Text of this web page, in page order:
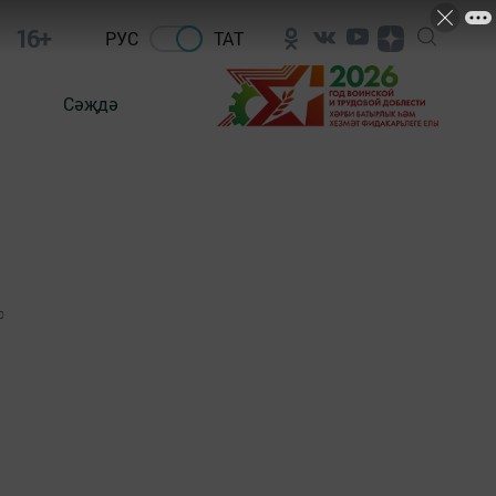
16+ РУС ТАТ
Сәҗдә